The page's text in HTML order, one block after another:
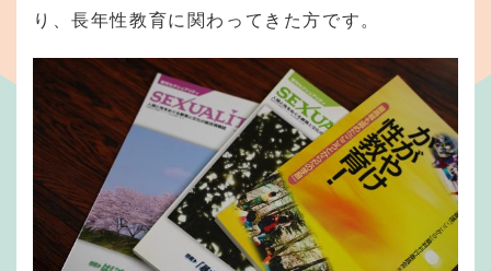
り、長年性教育に関わってきた方です。